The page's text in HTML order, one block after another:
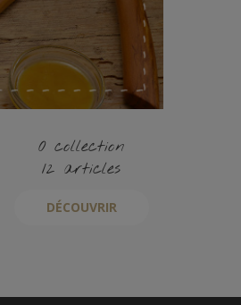
0 collection
12 articles
DÉCOUVRIR